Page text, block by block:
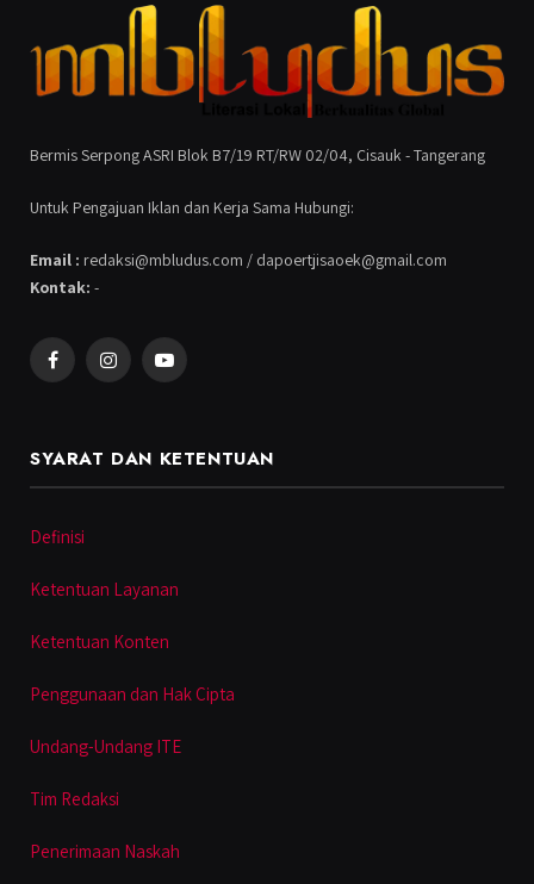
Bermis Serpong ASRI Blok B7/19 RT/RW 02/04, Cisauk - Tangerang
Untuk Pengajuan Iklan dan Kerja Sama Hubungi:
Email : redaksi@mbludus.com / dapoertjisaoek@gmail.com
Kontak: -
FacebookInstagramYouTube
SYARAT DAN KETENTUAN
Definisi
Ketentuan Layanan
Ketentuan Konten
Penggunaan dan Hak Cipta
Undang-Undang ITE
Tim Redaksi
Penerimaan Naskah